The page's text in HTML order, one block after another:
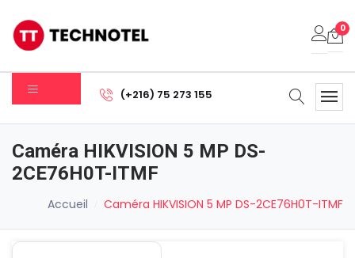
0
Votre panier est vide.
Sous-total: 0.000DT
Voir Le Panier Commander
(+216) 75 273 155
Caméra HIKVISION 5 MP DS-
2CE76H0T-ITMF
Accueil Caméra HIKVISION 5 MP DS-2CE76H0T-ITMF